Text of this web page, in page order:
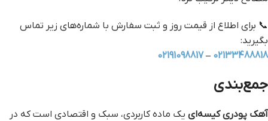
📞 برای اطلاع از قیمت روز و ثبت سفارش با شماره‌های زیر تماس
بگیرید:
02133488818
–
02191098817
جمع‌بندی
آهک پودری کیسه‌ای یک ماده کاربردی، سبک و اقتصادی است که در